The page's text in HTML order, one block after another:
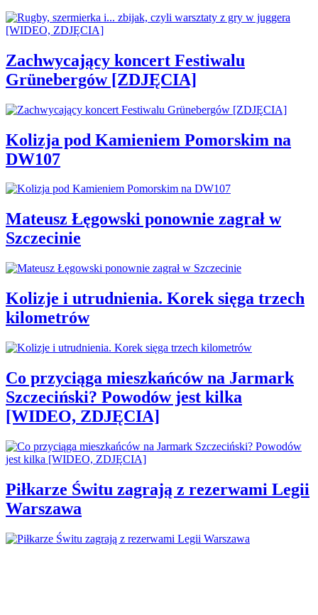
Zachwycający koncert Festiwalu
Grünebergów [ZDJĘCIA]
Kolizja pod Kamieniem Pomorskim na
DW107
Mateusz Łęgowski ponownie zagrał w
Szczecinie
Kolizje i utrudnienia. Korek sięga trzech
kilometrów
Co przyciąga mieszkańców na Jarmark
Szczeciński? Powodów jest kilka
[WIDEO, ZDJĘCIA]
Piłkarze Świtu zagrają z rezerwami Legii
Warszawa